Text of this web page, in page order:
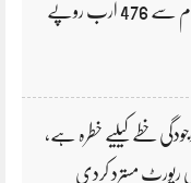
بجلی بلوں پر ٹیکس کی مد میں عوام سے 476 ارب روپے
خطے کیلیے خطرہ ہے،
رپورٹ مسترد کردی